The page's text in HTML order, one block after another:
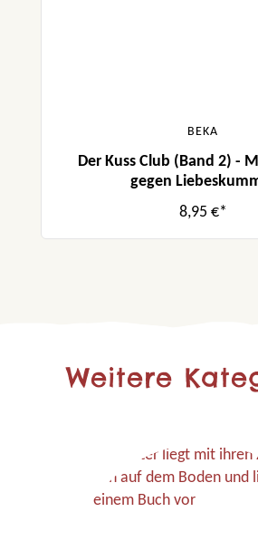
BEKA
Der Kuss Club (Band 2) -
gegen
8,95 €*
Weitere